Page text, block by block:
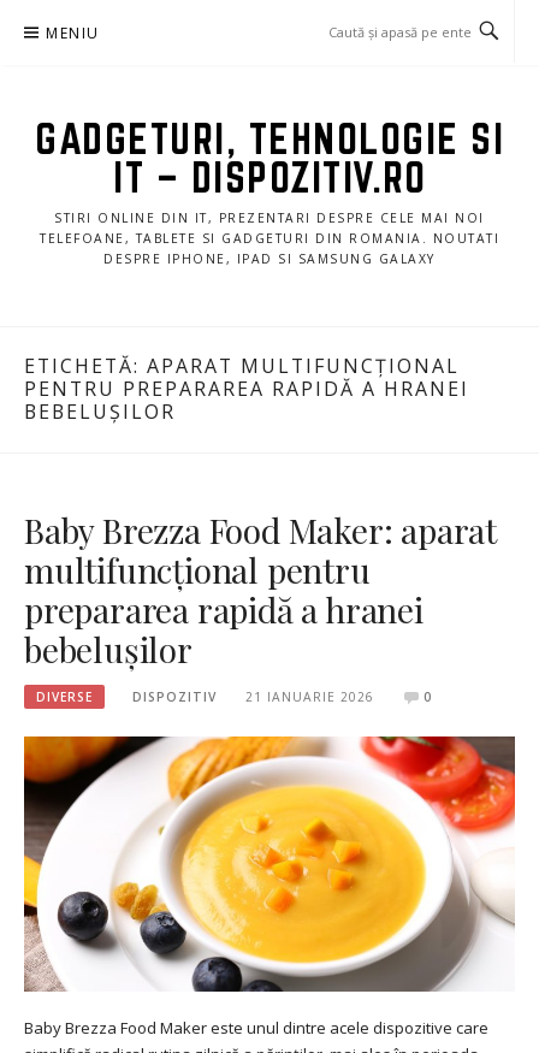
MENIU
GADGETURI, TEHNOLOGIE SI
IT – DISPOZITIV.RO
STIRI ONLINE DIN IT, PREZENTARI DESPRE CELE MAI NOI
TELEFOANE, TABLETE SI GADGETURI DIN ROMANIA. NOUTATI
DESPRE IPHONE, IPAD SI SAMSUNG GALAXY
ETICHETĂ: APARAT MULTIFUNCȚIONAL
PENTRU PREPARAREA RAPIDĂ A HRANEI
BEBELUȘILOR
Baby Brezza Food Maker: aparat
multifuncțional pentru
prepararea rapidă a hranei
bebelușilor
DIVERSE DISPOZITIV 21 IANUARIE 2026 0
Baby Brezza Food Maker este unul dintre acele dispozitive care